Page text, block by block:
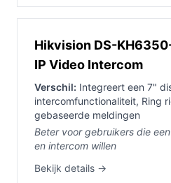
Hikvision DS-
IP Video Intercom
Verschil: Integreert een 7"
intercomfunctionaliteit, Ring
gebaseerde meldingen
Beter voor gebruikers die
en intercom willen
Bekijk details →